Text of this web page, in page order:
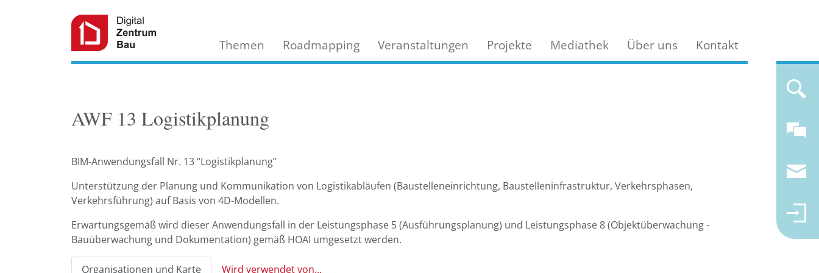
Themen Roadmapping Veranstaltungen Projekte Mediathek Über uns Kontakt
AWF 13 Logistikplanung
BIM-Anwendungsfall Nr. 13 “Logistikplanung”
Unterstützung der Planung und Kommunikation von Logistikabläufen (Baustelleneinrichtung, Baustelleninfrastruktur, Verkehrsphasen,
Verkehrsführung) auf Basis von 4D-Modellen.
Erwartungsgemäß wird dieser Anwendungsfall in der Leistungsphase 5 (Ausführungsplanung) und Leistungsphase 8 (Objektüberwachung -
Bauüberwachung und Dokumentation) gemäß HOAI umgesetzt werden.
Organisationen und Karte Wird verwendet von...